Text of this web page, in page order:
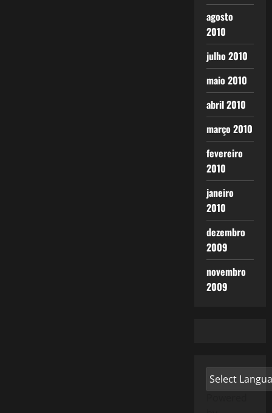
agosto
2010
julho 2010
maio 2010
abril 2010
março 2010
fevereiro
2010
janeiro
2010
dezembro
2009
novembro
2009